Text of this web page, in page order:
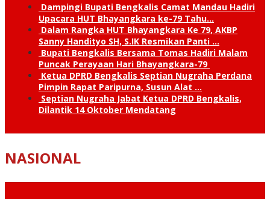
Dampingi Bupati Bengkalis Camat Mandau Hadiri
Upacara HUT Bhayangkara ke-79 Tahu…
Dalam Rangka HUT Bhayangkara Ke 79, AKBP
Sanny Handityo SH, S.IK Resmikan Panti …
Bupati Bengkalis Bersama Tomas Hadiri Malam
Puncak Perayaan Hari Bhayangkara-79
Ketua DPRD Bengkalis Septian Nugraha Perdana
Pimpin Rapat Paripurna, Susun Alat …
Septian Nugraha Jabat Ketua DPRD Bengkalis,
Dilantik 14 Oktober Mendatang
NASIONAL